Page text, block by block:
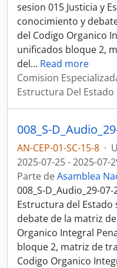
sesion 015 Justicia y
conocimiento y
del Codigo Organico
unificados bloque 2,
del… Read more
Comision
Estructura Del Estado
AN-CEP-01-SC-15-8 ·
2025-07-25 - 2025-07-
Parte deAsamblea
008_S-D_Audio_29-
Estructura del
debate de la matriz
Organico Integral
bloque 2, matriz de
Codigo Organico